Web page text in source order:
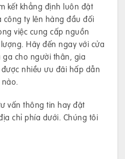
kết khẳng định luôn đặt
ty lên hàng đầu đối
việc cung cấp nguồn
Hãy đến ngay với cửa
cho người thân, gia
nhiều ưu đãi hấp dẫn
vấn thông tin hay đặt
chỉ phía dưới. Chúng tôi